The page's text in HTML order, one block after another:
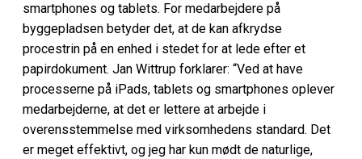
smartphones og tablets. For medarbejdere på
byggepladsen betyder det, at de kan afkrydse
procestrin på en enhed i stedet for at lede efter et
papirdokument. Jan Wittrup forklarer: “Ved at have
processerne på iPads, tablets og smartphones oplever
medarbejderne, at det er lettere at arbejde i
overensstemmelse med virksomhedens standard. Det
er meget effektivt, og jeg har kun mødt de naturlige,